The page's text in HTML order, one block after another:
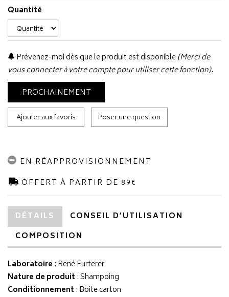
Quantité
Prévenez-moi dès que le produit est disponible(Merci de
vous connecter à votre compte pour utiliser cette fonction).
PROCHAINEMENT
Ajouter aux favoris Poser une question
EN RÉAPPROVISIONNEMENT
OFFERT À PARTIR DE 89€
DÉTAILS
CONSEIL D’UTILISATION
COMPOSITION
Laboratoire : René Furterer
Nature de produit : Shampoing
Conditionnement : Boite carton